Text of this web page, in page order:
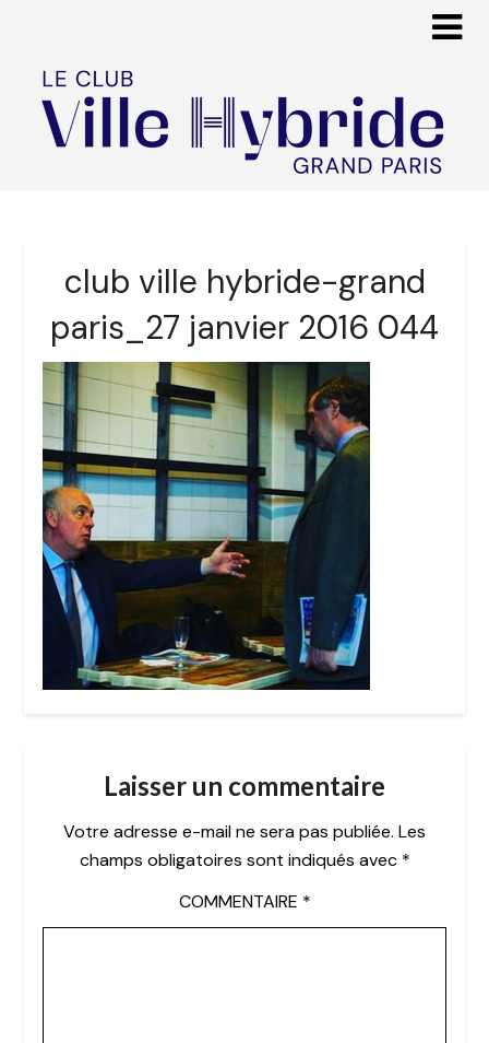
club ville hybride-grand
paris_27 janvier 2016 044
Laisser un commentaire
Votre adresse e-mail ne sera pas publiée. Les
champs obligatoires sont indiqués avec *
COMMENTAIRE *